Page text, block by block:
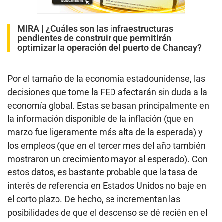
MIRA | ¿Cuáles son las infraestructuras
pendientes de construir que permitirán
optimizar la operación del puerto de Chancay?
Por el tamaño de la economía estadounidense, las
decisiones que tome la FED afectarán sin duda a la
economía global. Estas se basan principalmente en
la información disponible de la inflación (que en
marzo fue ligeramente más alta de la esperada) y
los empleos (que en el tercer mes del año también
mostraron un crecimiento mayor al esperado). Con
estos datos, es bastante probable que la tasa de
interés de referencia en Estados Unidos no baje en
el corto plazo. De hecho, se incrementan las
posibilidades de que el descenso se dé recién en el